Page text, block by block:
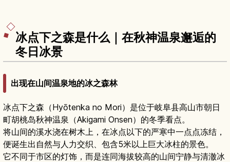
冰点下之森是什么｜在秋神温泉邂逅的
冬日冰景
出现在山间温泉地的冰之森林
冰点下之森（Hyōtenka no Mori）是位于岐阜县高山市朝日
町胡桃岛秋神温泉（Akigami Onsen）的冬季看点。
将山间的溪水浇在树木上，在冰点以下的严寒中一点点冻结，
便诞生出自然与人力交织、包含5米以上巨大冰柱的景色。
它不同于市区的灯饰，而是连同海拔较高的山间宁静与清澈冰